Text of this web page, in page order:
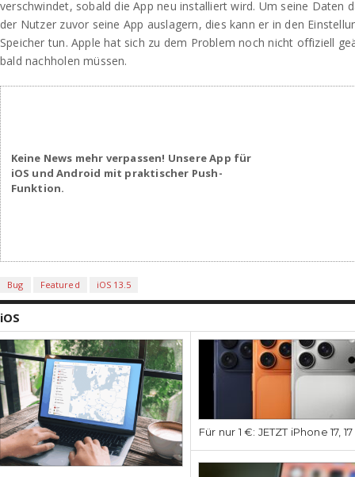
verschwindet, sobald die App neu installiert wird. Um seine Daten
der Nutzer zuvor seine App auslagern, dies kann er in den
Speicher tun. Apple hat sich zu dem Problem noch nicht offiziell
bald nachholen müssen.
Keine News mehr verpassen! Unsere App für
iOS und Android mit praktischer Push-
Funktion.
Bug Featured iOS 13.5
iOS
Für nur 1 €: JETZT iPhone 17,